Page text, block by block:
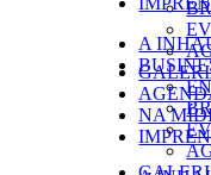
NA
A